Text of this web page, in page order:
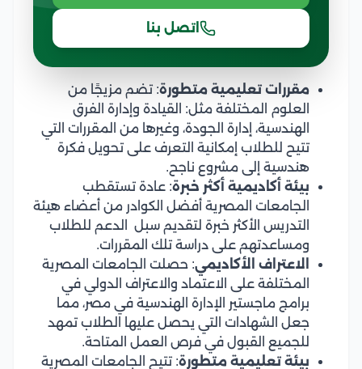
اتصل بنا
مقررات تعليمية متطورة: تضم مزيجًا من
العلوم المختلفة مثل: القيادة وإدارة الفرق
الهندسية، إدارة الجودة، وغيرها من المقررات التي
تتيح للطلاب إمكانية التعرف على تحويل فكرة
هندسية إلى مشروع ناجح.
بيئة أكاديمية أكثر خبرة: عادة تستقطب
الجامعات المصرية أفضل الكوادر من أعضاء هيئة
التدريس الأكثر خبرة لتقديم سبل الدعم للطلاب
ومساعدتهم على دراسة تلك المقررات.
الاعتراف الأكاديمي: حصلت الجامعات المصرية
المختلفة على الاعتماد والاعتراف الدولي في
برامج ماجستير الإدارة الهندسية في مصر، مما
جعل الشهادات التي يحصل عليها الطلاب تمهد
للجميع القبول في فرص العمل المتاحة.
بيئة تعليمية متطورة: تتيح الجامعات المصرية